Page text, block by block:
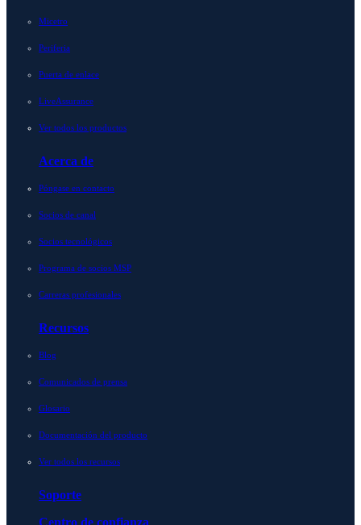
Micetro
Periferia
Puerta de enlace
LiveAssurance
Ver todos los productos
Acerca de
Póngase en contacto
Socios de canal
Socios tecnológicos
Programa de socios MSP
Carreras profesionales
Recursos
Blog
Comunicados de prensa
Glosario
Documentación del producto
Ver todos los recursos
Soporte
Centro de confianza